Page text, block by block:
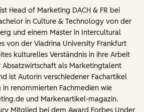
Head of Marketing DACH & FR bei
in Culture & Technology von der
und einem Master in Intercultural
von der Viadrina University Frankfurt
kulturelles Verständnis in ihre Arbeit
Absatzwirtschaft als Marketingtalent
ist Autorin verschiedener Fachartikel
renommierten Fachmedien wie
und Markenartikel-magazin.
Mitglied bei dem Award Forbes Under